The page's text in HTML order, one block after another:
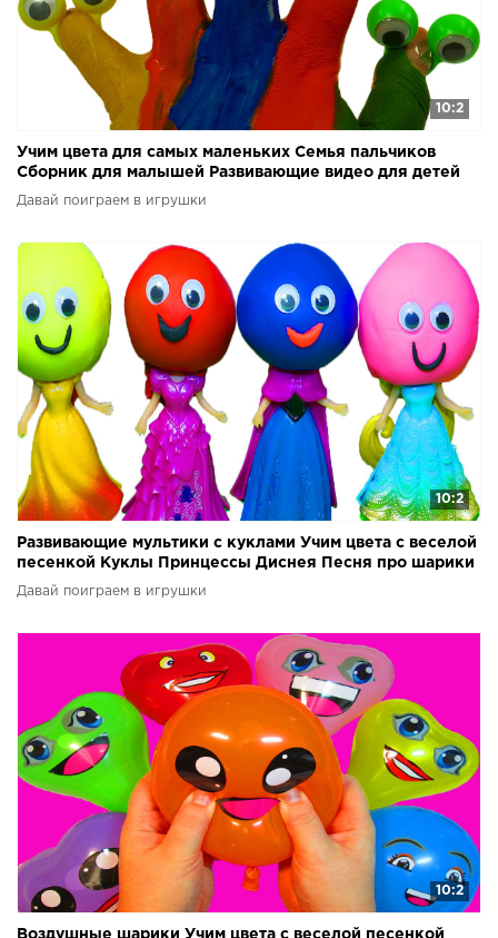
10:2
Учим цвета для самых маленьких Семья пальчиков
Сборник для малышей Развивающие видео для детей
Давай поиграем в игрушки
10:2
Развивающие мультики с куклами Учим цвета с веселой
песенкой Куклы Принцессы Диснея Песня про шарики
Давай поиграем в игрушки
10:2
Воздушные шарики Учим цвета с веселой песенкой